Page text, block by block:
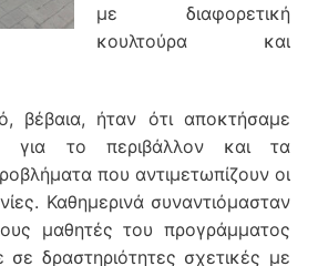
με διαφορετική
κουλτούρα και
βέβαια, ήταν ότι αποκτήσαμε
για το περιβάλλον και τα
που αντιμετωπίζουν οι
Καθημερινά συναντιόμασταν
μαθητές του προγράμματος
σε δραστηριότητες σχετικές με